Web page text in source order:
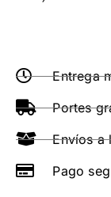
Entrega
Portes
Envíos a
Pago